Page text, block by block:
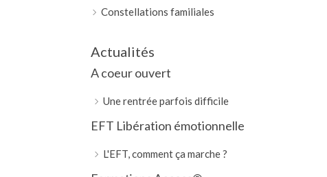
Constellations familiales
Actualités
A coeur ouvert
Une rentrée parfois difficile
EFT Libération émotionnelle
L'EFT, comment ça marche ?